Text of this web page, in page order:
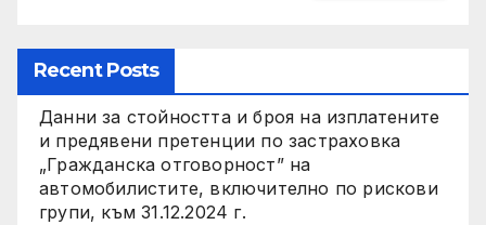
Recent Posts
Данни за стойността и броя на изплатените
и предявени претенции по застраховка
„Гражданска отговорност” на
автомобилистите, включително по рискови
групи, към 31.12.2024 г.